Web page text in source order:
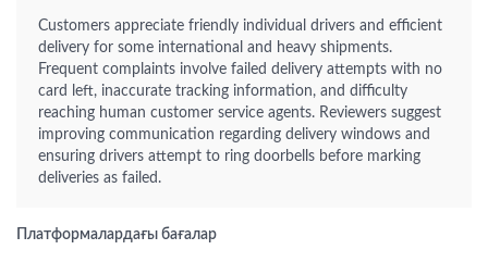
Customers appreciate friendly individual drivers and efficient
delivery for some international and heavy shipments.
Frequent complaints involve failed delivery attempts with no
card left, inaccurate tracking information, and difficulty
reaching human customer service agents. Reviewers suggest
improving communication regarding delivery windows and
ensuring drivers attempt to ring doorbells before marking
deliveries as failed.
Платформалардағы бағалар